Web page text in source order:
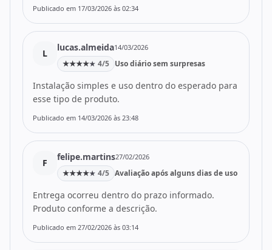
Publicado em 17/03/2026 às 02:34
L
lucas.almeida14/03/2026
★★★★★ 4/5 Uso diário sem surpresas
Instalação simples e uso dentro do esperado para
esse tipo de produto.
Publicado em 14/03/2026 às 23:48
F
felipe.martins27/02/2026
★★★★★ 4/5 Avaliação após alguns dias de uso
Entrega ocorreu dentro do prazo informado.
Produto conforme a descrição.
Publicado em 27/02/2026 às 03:14